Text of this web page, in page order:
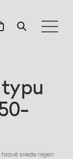
svede nejen